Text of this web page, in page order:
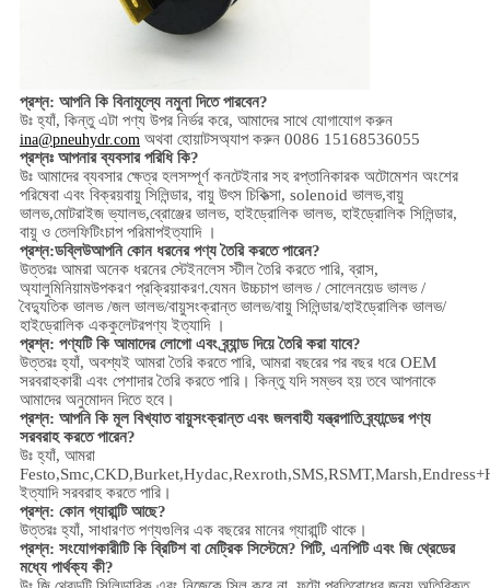
প্রশ্ন: আপনি কি বিনামূল্যে নমুনা দিতে পারবেন?
উঃ হ্যাঁ, কিন্তু এটা পণ্য উপর নির্ভর করে, আমাদের সাথে যোগাযোগ করুন
ina@pneuhydr.com অথবা হোয়াটসঅ্যাপ করুন 0086 15168536055
প্রশ্নঃ আপনার ব্যবসার পরিধি কি?
উঃ আমাদের ব্যবসার ক্ষেত্র হলসম্পূর্ণ কনটেইনার সহ রপ্তানিকারক অটোমেশন অংশের
পরিষেবা এবং বিক্রয়বায়ু সিলিন্ডার, বায়ু উৎস চিকিত্সা, solenoid ভালভ,বায়ু
ভালভ,মোটরাইজ ভ্যালভ,ব্রোঞ্জের ভালভ, হাইড্রোলিক ভালভ, হাইড্রোলিক সিলিন্ডার,
বায়ু ও তেলফিটিংচাপ পরিমাপইত্যাদি ।
প্রশ্ন:ডব্লিউআপনি কোন ধরনের পণ্য তৈরি করতে পারেন?
উত্তরঃ আমরা অনেক ধরনের স্টেইনলেস স্টীল তৈরি করতে পারি, ব্রাস,
অ্যালুমিনিয়ামউপকরণ প্রক্রিয়াকরণ.যেমন উচ্চচাপ ভালভ / সোলেনয়েড ভালভ /
বৈদ্যুতিক ভালভ /জল ভালভ/বায়ুসংক্রান্ত ভালভ/বায়ু সিলিন্ডার/হাইড্রোলিক ভালভ/
হাইড্রোলিক এককুলেটরপণ্য ইত্যাদি ।
প্রশ্ন: পণ্যটি কি আমাদের লোগো এবং ব্র্যান্ড দিয়ে তৈরি করা যাবে?
উত্তরঃ হ্যাঁ, অবশ্যই আমরা তৈরি করতে পারি, আমরা বছরের পর বছর ধরে OEM
সরবরাহকারী এবং পেশাদার তৈরি করতে পারি। কিন্তু যদি সম্ভব হয় তবে আপনাকে
আমাদের অনুমোদন দিতে হবে।
প্রশ্ন: আপনি কি মূল বিখ্যাত বায়ুসংক্রান্ত এবং জলবাহী যন্ত্রপাতি ব্র্যান্ডের পণ্য
সরবরাহ করতে পারেন?
উঃ হ্যাঁ, আমরা
ইত্যাদি সরবরাহ করতে পারি।
প্রশ্ন: কোন গ্যারান্টি আছে?
উত্তরঃ হ্যাঁ, সাধারণত পণ্যগুলির এক বছরের মানের গ্যারান্টি থাকে।
প্রশ্ন: সংযোগকারীটি কি ব্রিটিশ বা মেট্রিক সিস্টেমে? পিটি, এনপিটি এবং জি থ্রেডের
মধ্যে পার্থক্য কী?